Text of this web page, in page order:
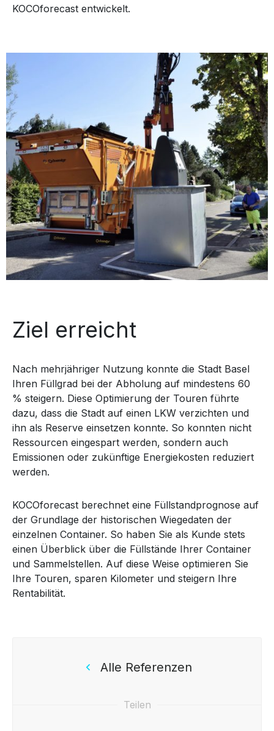
KOCOforecast entwickelt.
Ziel erreicht
Nach mehrjähriger Nutzung konnte die Stadt Basel
Ihren Füllgrad bei der Abholung auf mindestens 60
% steigern. Diese Optimierung der Touren führte
dazu, dass die Stadt auf einen LKW verzichten und
ihn als Reserve einsetzen konnte. So konnten nicht
Ressourcen eingespart werden, sondern auch
Emissionen oder zukünftige Energiekosten reduziert
werden.
KOCOforecast berechnet eine Füllstandprognose auf
der Grundlage der historischen Wiegedaten der
einzelnen Container. So haben Sie als Kunde stets
einen Überblick über die Füllstände Ihrer Container
und Sammelstellen. Auf diese Weise optimieren Sie
Ihre Touren, sparen Kilometer und steigern Ihre
Rentabilität.
Alle Referenzen
Teilen